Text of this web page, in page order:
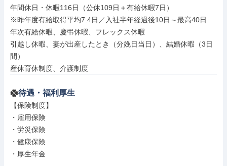
年間休日・休暇116日（公休109日＋有給休暇7日）
※昨年度有給取得平均7.4日／入社半年経過後10日～最高40日
年次有給休暇、慶弔休暇、フレックス休暇
引越し休暇、妻が出産したとき（分娩日当日）、結婚休暇（3日
間）
産休育休制度、介護制度
待遇・福利厚生
【保険制度】
・雇用保険
・労災保険
・健康保険
・厚生年金